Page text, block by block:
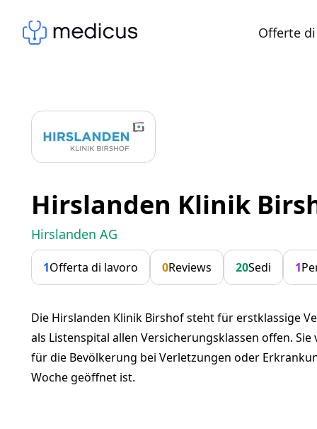
Offerte
Hirslanden Klinik
Hirslanden AG
1Offerta di lavoro 0Reviews 20Sedi 1
Die Hirslanden Klinik Birshof steht für erstklassige
als Listenspital allen Versicherungsklassen offen.
für die Bevölkerung bei Verletzungen oder
Woche geöffnet ist.